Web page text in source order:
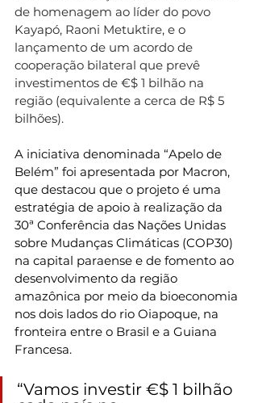
de homenagem ao líder do povo
Kayapó, Raoni Metuktire, e o
lançamento de um acordo de
cooperação bilateral que prevê
investimentos de €$ 1 bilhão na
região (equivalente a cerca de R$ 5
bilhões).
A iniciativa denominada “Apelo de
Belém” foi apresentada por Macron,
que destacou que o projeto é uma
estratégia de apoio à realização da
30ª Conferência das Nações Unidas
sobre Mudanças Climáticas (COP30)
na capital paraense e de fomento ao
desenvolvimento da região
amazônica por meio da bioeconomia
nos dois lados do rio Oiapoque, na
fronteira entre o Brasil e a Guiana
Francesa.
“Vamos investir €$ 1 bilhão